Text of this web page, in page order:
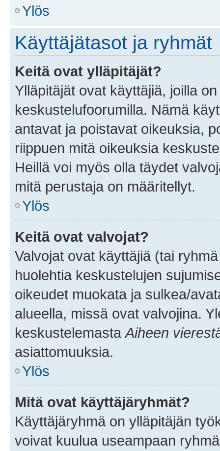
Ylös
Käyttäjätasot ja ryhmät
Keitä ovat ylläpitäjät?
Ylläpitäjät ovat käyttäjiä, joilla
keskustelufoorumilla. Nämä
antavat ja poistavat oikeuksia,
riippuen mitä oikeuksia
Heillä voi myös olla täydet
mitä perustaja on määritellyt.
Ylös
Keitä ovat valvojat?
Valvojat ovat käyttäjiä (tai
huolehtia keskustelujen
oikeudet muokata ja sulkea/
alueella, missä ovat valvojina.
keskustelemasta Aiheen
asiattomuuksia.
Ylös
Mitä ovat käyttäjäryhmät?
Käyttäjäryhmä on ylläpitäjän
voivat kuulua useampaan